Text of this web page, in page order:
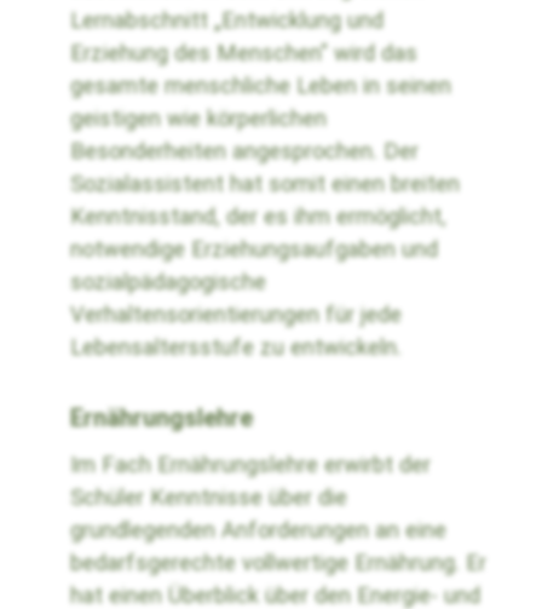
Lernabschnitt „Entwicklung und
Erziehung des Menschen" wird das
gesamte menschliche Leben in seinen
geistigen wie körperlichen
Besonderheiten angesprochen. Der
Sozialassistent hat somit einen breiten
Kenntnisstand, der es ihm ermöglicht,
notwendige Erziehungsaufgaben und
sozialpädagogische
Verhaltensorientierungen für jede
Lebensaltersstufe zu entwickeln.
Ernährungslehre
Im Fach Ernährungslehre erwirbt der
Schüler Kenntnisse über die
grundlegenden Anforderungen an eine
bedarfsgerechte vollwertige Ernährung. Er
hat einen Überblick über den Energie- und